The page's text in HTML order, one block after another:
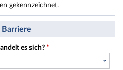
gekennzeichnet.
Barriere
es sich? *